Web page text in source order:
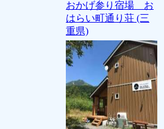
おかげ参り宿場 お
はらい町通り荘 (三
重県)